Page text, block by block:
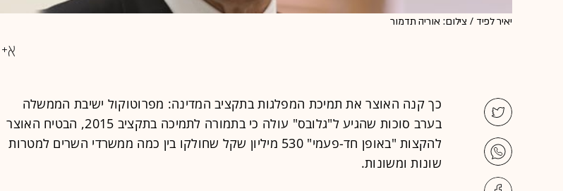
יאיר לפיד / צילום: אוריה תדמור
כך קנה האוצר את תמיכת המפלגות בתקציב המדינה: מפרוטוקול ישיבת הממשלה
בערב סוכות שהגיע ל"גלובס" עולה כי בתמורה לתמיכה בתקציב 2015, הבטיח האוצר
להקצות "באופן חד-פעמי" 530 מיליון שקל שחולקו בין כמה ממשרדי השרים למטרות
שונות ומשונות.